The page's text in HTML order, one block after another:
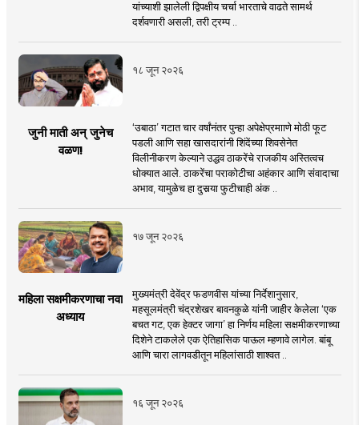
यांच्याशी झालेली द्विपक्षीय चर्चा भारताचे वाढते सामर्थ
दर्शवणारी असली, तरी ट्रम्प ..
१८ जून २०२६
जुनी माती अन् जुनेच
वळण!
‘उबाठा’ गटात चार वर्षांनंतर पुन्हा अपेक्षेप्रमााणे मोठी फूट
पडली आणि सहा खासदारांनी शिंदेंच्या शिवसेनेत
विलीनीकरण केल्याने उद्धव ठाकरेंचे राजकीय अस्तित्वच
धोक्यात आले. ठाकरेंचा पराकोटीचा अहंकार आणि संवादाचा
अभाव, यामुळेच हा दुसर्‍या फुटीचाही अंक ..
१७ जून २०२६
महिला सक्षमीकरणाचा नवा
अध्याय
मुख्यमंत्री देवेंद्र फडणवीस यांच्या निर्देशानुसार,
महसूलमंत्री चंद्रशेखर बावनकुळे यांनी जाहीर केलेला ‘एक
बचत गट, एक हेक्टर जागा’ हा निर्णय महिला सक्षमीकरणाच्या
दिशेने टाकलेले एक ऐतिहासिक पाऊल म्हणावे लागेल. बांबू
आणि चारा लागवडीतून महिलांसाठी शाश्वत ..
१६ जून २०२६